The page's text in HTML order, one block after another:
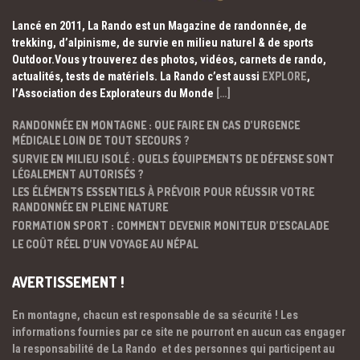
Lancé en 2011, La Rando est un Magazine de randonnée, de
trekking, d’alpinisme, de survie en milieu naturel & de sports
Outdoor.Vous y trouverez des photos, vidéos, carnets de rando,
actualités, tests de matériels. La Rando c’est aussi EXPLORE,
l’Association des Explorateurs du Monde […]
RANDONNÉE EN MONTAGNE : QUE FAIRE EN CAS D’URGENCE
MÉDICALE LOIN DE TOUT SECOURS ?
SURVIE EN MILIEU ISOLÉ : QUELS ÉQUIPEMENTS DE DÉFENSE SONT
LÉGALEMENT AUTORISÉS ?
LES ÉLÉMENTS ESSENTIELS À PRÉVOIR POUR RÉUSSIR VOTRE
RANDONNÉE EN PLEINE NATURE
FORMATION SPORT : COMMENT DEVENIR MONITEUR D’ESCALADE
LE COÛT RÉEL D’UN VOYAGE AU NÉPAL
AVERTISSEMENT !
En montagne, chacun est responsable de sa sécurité ! Les
informations fournies par ce site ne pourront en aucun cas engager
la responsabilité de La Rando et des personnes qui participent au